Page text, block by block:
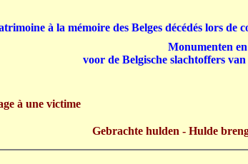
à une victime
Gebrachte hulden - Hulde
à la mémoire des Belges décédés lors de
Monumenten
voor de Belgische slachtoffers